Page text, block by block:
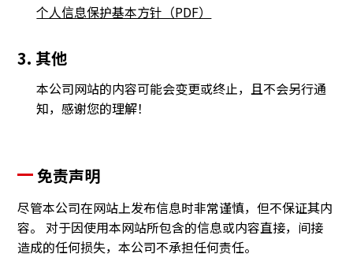
个人信息保护基本方针（PDF）
3. 其他
本公司网站的内容可能会变更或终止，且不会另行通
知，感谢您的理解！
免责声明
尽管本公司在网站上发布信息时非常谨慎，但不保证其内
容。 对于因使用本网站所包含的信息或内容直接，间接
造成的任何损失，本公司不承担任何责任。